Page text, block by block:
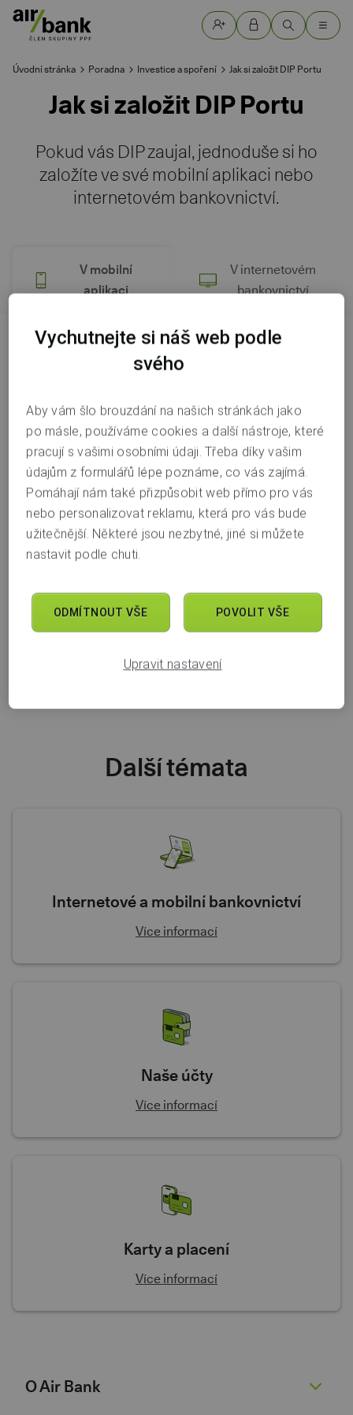
Jak si založit DIP Portu
Pokud vás DIP zaujal, jednoduše si ho
založíte ve své mobilní aplikaci nebo
internetovém bankovnictví.
Jak si založit DIP Portu
Investice a spoření
Poradna
Úvodní stránka
V mobilní
aplikaci
V internetovém
bankovnictví
Dlouhodobý investiční produkt Portu si jednoduše
sjednáte online ve svémobilní aplikaci
DIP — Mám zájema poté už jen následujte pokyny.
Co by se vám mohlo hodit
Pokud se chcete o DIP dozvědět více dříve, než si
ho sjednáte, mrkněte se do návodu
Další témata
Internetové a mobilní bankovnictví
Více informací
Naše účty
Více informací
Karty a placení
Více informací
O Air Bank
Vychutnejte si náš web podle
svého
Aby vám šlo brouzdání na našich stránkách jako
po másle, používáme cookies a další nástroje, které
pracují s vašimi osobními údaji. Třeba díky vašim
údajům z formulářů lépe poznáme, co vás zajímá.
Pomáhají nám také přizpůsobit web přímo pro vás
nebo personalizovat reklamu, která pro vás bude
užitečnější. Některé jsou nezbytné, jiné si můžete
nastavit podle chuti.
ODMÍTNOUT VŠE POVOLIT VŠE
Upravit nastavení